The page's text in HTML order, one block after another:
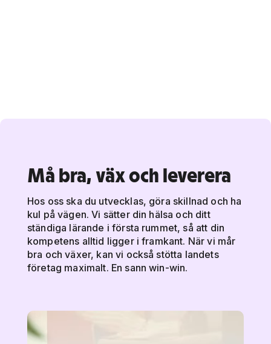
Må bra, väx och leverera
Hos oss ska du utvecklas, göra skillnad och ha
kul på vägen. Vi sätter din hälsa och ditt
ständiga lärande i första rummet, så att din
kompetens alltid ligger i framkant. När vi mår
bra och växer, kan vi också stötta landets
företag maximalt. En sann win-win.